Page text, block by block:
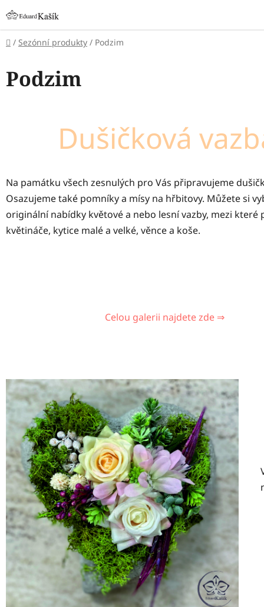
na
obsah
Domů
/ Sezónní produkty / Podzim
Podzim
Dušičková
Na památku všech zesnulých pro Vás připravujeme
Osazujeme také pomníky a mísy na hřbitovy. Můžete si
originální nabídky květové a nebo lesní vazby, mezi které
květináče, kytice malé a velké, věnce a koše.
Celou galerii najdete zde ⇒